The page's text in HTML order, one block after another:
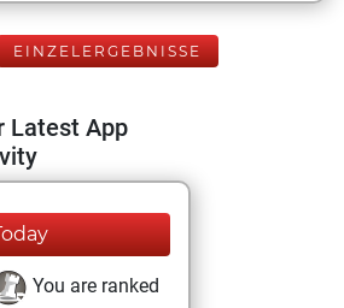
EINZELERGEBNISSE
Latest App
You are ranked